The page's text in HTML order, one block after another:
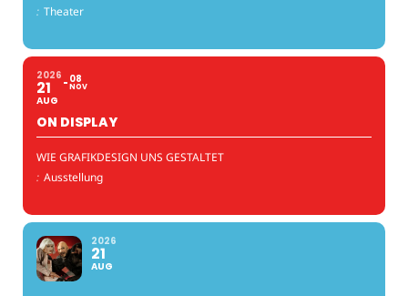
: Theater
2026
21
AUG
08
NOV
ON DISPLAY
WIE GRAFIKDESIGN UNS GESTALTET
: Ausstellung
2026
21
AUG